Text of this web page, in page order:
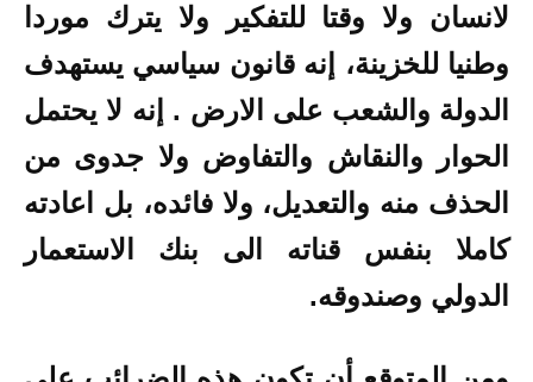
لانسان ولا وقتا للتفكير ولا يترك موردا
وطنيا للخزينة، إنه قانون سياسي يستهدف
الدولة والشعب على الارض . إنه لا يحتمل
الحوار والنقاش والتفاوض ولا جدوى من
الحذف منه والتعديل، ولا فائده، بل اعادته
كاملا بنفس قناته الى بنك الاستعمار
الدولي وصندوقه.